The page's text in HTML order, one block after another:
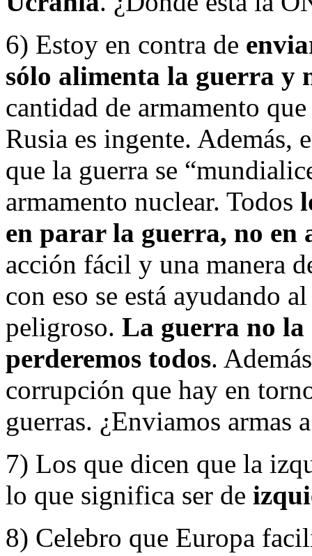
6) Estoy en contra de
sólo alimenta la guerra y
cantidad de armamento
Rusia es ingente. Además,
que la guerra se
armamento nuclear. Todos
en parar la guerra, no en
acción fácil y una manera
con eso se está ayudando
peligroso. La guerra no
perderemos todos.
corrupción que hay en
guerras. ¿Enviamos armas
7) Los que dicen que la
lo que significa ser de
8) Celebro que Europa